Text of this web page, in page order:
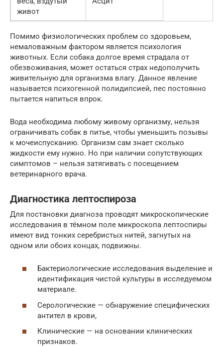
живот
Помимо физиологических проблем со здоровьем,
немаловажным фактором является психология
животных. Если собака долгое время страдала от
обезвоживания, может остаться страх недополучить
живительную для организма влагу. Данное явление
называется психогенной полидипсией, пес постоянно
пытается напиться впрок.
Вода необходима любому живому организму, нельзя
ограничивать собак в питье, чтобы уменьшить позывы
к мочеиспусканию. Организм сам знает сколько
жидкости ему нужно. Но при наличии сопутствующих
симптомов – нельзя затягивать с посещением
ветеринарного врача.
Диагностика лептоспироза
Для постановки диагноза проводят микроскопические
исследования в тёмном поле микроскопа лептоспиры
имеют вид тонких серебристых нитей, загнутых на
одном или обоих концах, подвижны.
Бактериологические исследования выделение и
идентификация чистой культуры в исследуемом
материале.
Серологические — обнаружение специфических
антител в крови,
Клинические — на основании клинических
признаков.